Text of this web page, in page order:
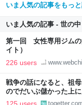
いま人気の記事をもっ
いま人気の記事 - 世の中
第一回 女性専用ジムの
イト）
226 users
戦争の話になると、祖
のでだいぶ儲かった上
白米しか食べたことがな